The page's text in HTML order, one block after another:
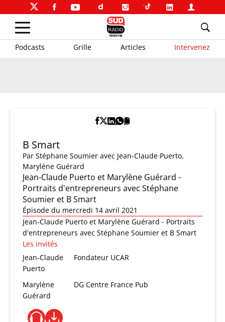
Podcasts Grille Articles Intervenez
B Smart
Par Stéphane Soumier avec Jean-Claude Puerto,
Marylène Guérard
Jean-Claude Puerto et Marylène Guérard -
Portraits d'entrepreneurs avec Stéphane
Soumier et B Smart
Épisode du mercredi 14 avril 2021
Jean-Claude Puerto et Marylène Guérard - Portraits
d'entrepreneurs avec Stéphane Soumier et B Smart
Les invités
Jean-Claude
Puerto
Fondateur UCAR
Marylène
Guérard
DG Centre France Pub